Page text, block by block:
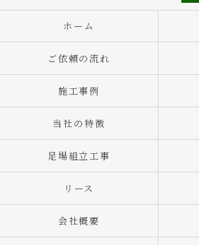
ホーム
ご依頼の流れ
施工事例
当社の特徴
足場組立工事
リース
会社概要